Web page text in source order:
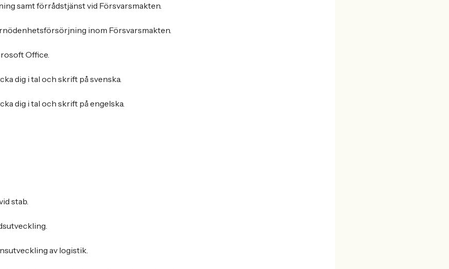
samt förrådstjänst vid Försvarsmakten.
inom Försvarsmakten.
Office.
dig i tal och skrift på svenska.
dig i tal och skrift på engelska.
stab.
av logistik.